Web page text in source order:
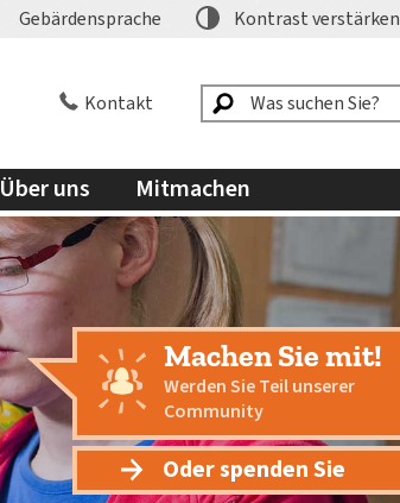
Gebärdensprache Kontrastverstärken
Kontakt
Über uns Mitmachen
Machen Sie mit!
Werden Sie Teil unserer
Community
Oder spenden Sie